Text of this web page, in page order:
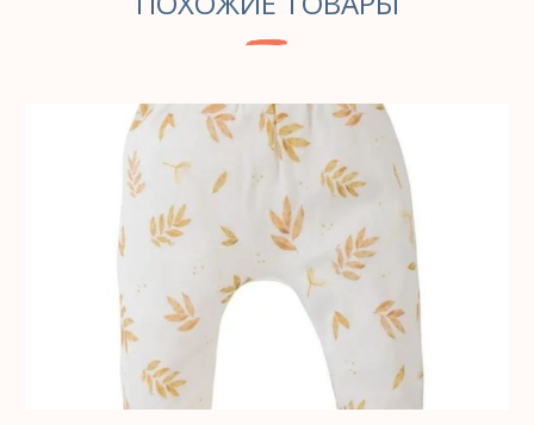
ВЫБЕРИТЕ ПАРАМЕТРЫ